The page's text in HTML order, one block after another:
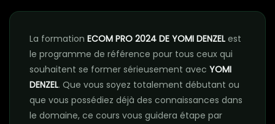
La formation ECOM PRO 2024 DE YOMI DENZEL est
le programme de référence pour tous ceux qui
souhaitent se former sérieusement avec YOMI
DENZEL. Que vous soyez totalement débutant ou
que vous possédiez déjà des connaissances dans
le domaine, ce cours vous guidera étape par